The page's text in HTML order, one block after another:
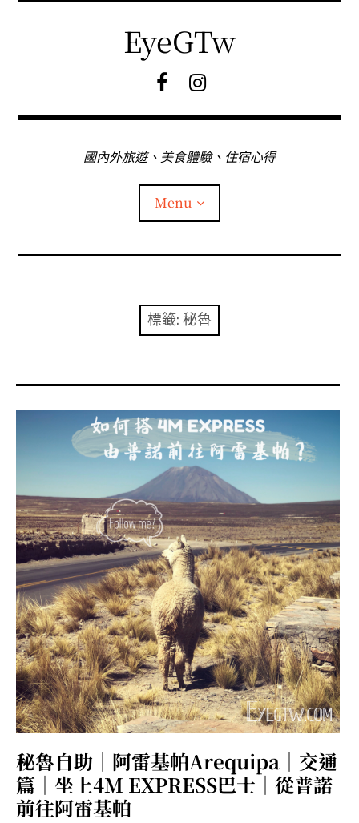
Skip
EyeGTw
F
粉
專
頁
I
國內外旅遊、美食體驗、住宿心得
Menu
秘魯旅遊 child
child
menu
child
menu
法國旅遊
child
menu
child
menu
child
menu
child
menu
child
menu
child
menu
child
menu
child
menu
child
menu
child
menu
child
menu
child
menu
child
menu
child
menu
child
menu
child
menu
child
menu
child
menu
child
menu
child
menu
店家邀約 child
menu
聯絡我
標籤: 秘魯
秘魯自助｜阿雷基帕Arequipa｜交通
篇｜坐上4M EXPRESS巴士｜從普諾
前往阿雷基帕